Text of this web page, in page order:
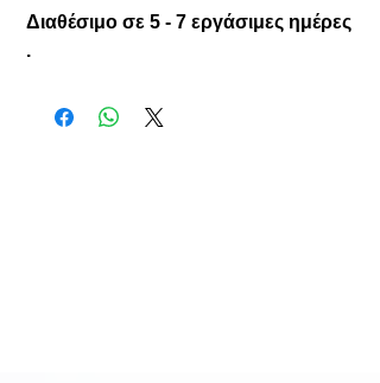
Διαθέσιμο σε 5 - 7 εργάσιμες ημέρες
.